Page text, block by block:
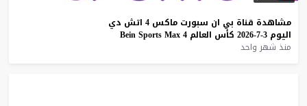
مشاهدة قناة بي ان سبورت ماكس 4 اتش دي
اليوم 3-7-2026 كأس العالم Bein Sports Max 4
منذ شهر واحد